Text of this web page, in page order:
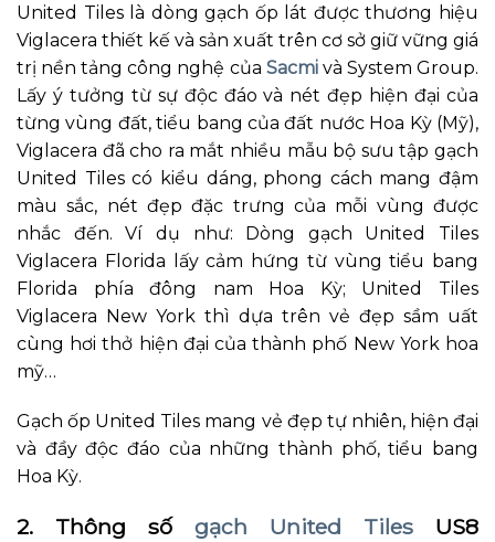
United Tiles là dòng gạch ốp lát được thương hiệu
Viglacera thiết kế và sản xuất trên cơ sở giữ vững giá
trị nền tảng công nghệ của Sacmivà System Group.
Lấy ý tưởng từ sự độc đáo và nét đẹp hiện đại của
từng vùng đất, tiểu bang của đất nước Hoa Kỳ (Mỹ),
Viglacera đã cho ra mắt nhiều mẫu bộ sưu tập gạch
United Tiles có kiểu dáng, phong cách mang đậm
màu sắc, nét đẹp đặc trưng của mỗi vùng được
nhắc đến. Ví dụ như: Dòng gạch United Tiles
Viglacera Florida lấy cảm hứng từ vùng tiểu bang
Florida phía đông nam Hoa Kỳ; United Tiles
Viglacera New York thì dựa trên vẻ đẹp sầm uất
cùng hơi thở hiện đại của thành phố New York hoa
mỹ…
Gạch ốp United Tiles mang vẻ đẹp tự nhiên, hiện đại
và đầy độc đáo của những thành phố, tiểu bang
Hoa Kỳ.
2. Thông số gạch United Tiles US8